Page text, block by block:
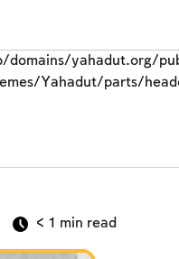
domains/yahadut.org/
Yahadut/parts/
< 1 min read